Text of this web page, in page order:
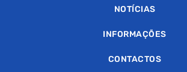
NOTÍCIAS
INFORMAÇÕES
CONTACTOS